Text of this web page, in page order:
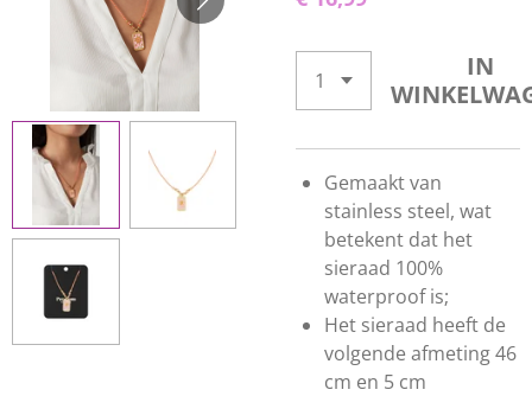
IN
Gemaakt van
stainless steel, wat
betekent dat het
sieraad 100%
waterproof is;
Het sieraad heeft de
volgende afmeting 46
cm en 5 cm